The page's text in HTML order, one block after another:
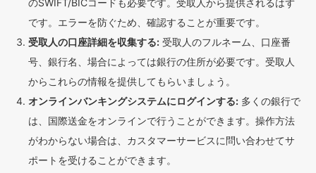
のSWIFT/BICコードも必要です。受取人から提供されるはず
です。エラーを防ぐため、確認することが重要です。
受取人の口座詳細を収集する: 受取人のフルネーム、口座番
号、銀行名、場合によっては銀行の住所が必要です。受取人
からこれらの情報を提供してもらいましょう。
オンラインバンキングシステムにログインする: 多くの銀行で
は、国際送金をオンラインで行うことができます。操作方法
がわからない場合は、カスタマーサービスに問い合わせてサ
ポートを受けることができます。